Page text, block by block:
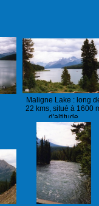
Maligne Lake : long
22 kms, situé à 1600
d'altitude